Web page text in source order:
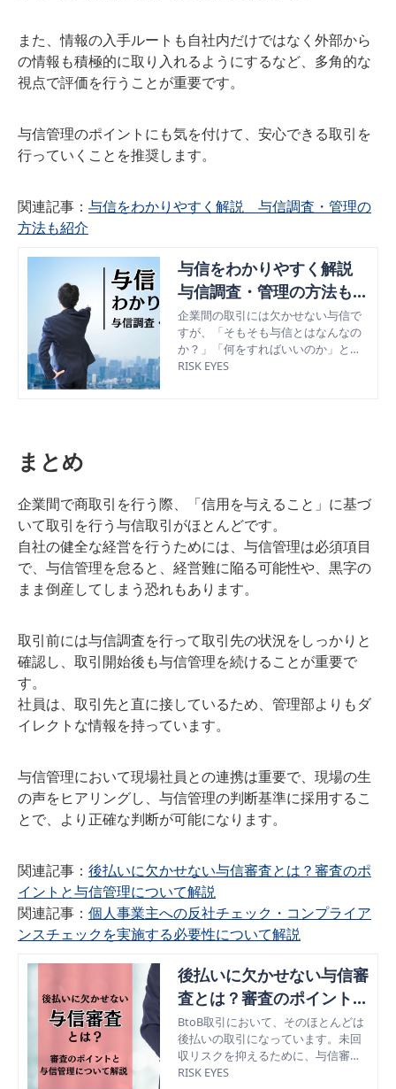
また、情報の入手ルートも自社内だけではなく外部から
の情報も積極的に取り入れるようにするなど、多角的な
視点で評価を行うことが重要です。
与信管理のポイントにも気を付けて、安心できる取引を
行っていくことを推奨します。
関連記事： 与信をわかりやすく解説 与信調査・管理の
方法も紹介
与信をわかりやすく解説
与信調査・管理の方法も紹
介
企業間の取引には欠かせない与信で
すが、「そもそも与信とはなんなの
か？」「何をすればいいのか」と具
体的なことは不明な方も多いのでは
RISK EYES
まとめ
企業間で商取引を行う際、「信用を与えること」に基づ
いて取引を行う与信取引がほとんどです。
自社の健全な経営を行うためには、与信管理は必須項目
で、与信管理を怠ると、経営難に陥る可能性や、黒字の
まま倒産してしまう恐れもあります。
取引前には与信調査を行って取引先の状況をしっかりと
確認し、取引開始後も与信管理を続けることが重要で
す。
社員は、取引先と直に接しているため、管理部よりもダ
イレクトな情報を持っています。
与信管理において現場社員との連携は重要で、現場の生
の声をヒアリングし、与信管理の判断基準に採用するこ
とで、より正確な判断が可能になります。
関連記事： 後払いに欠かせない与信審査とは？審査のポ
イントと与信管理について解説
関連記事： 個人事業主への反社チェック・コンプライア
ンスチェックを実施する必要性について解説
後払いに欠かせない与信審
査とは？審査のポイントと
与信管理について解説
BtoB取引において、そのほとんどは
後払いの取引になっています。未回
収リスクを抑えるために、与信審査
は欠かせません。この記事では、与
RISK EYES